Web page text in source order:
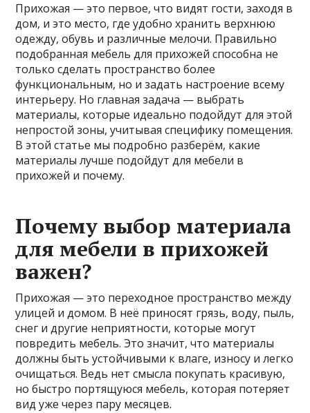
Прихожая — это первое, что видят гости, заходя в
дом, и это место, где удобно хранить верхнюю
одежду, обувь и различные мелочи. Правильно
подобранная мебель для прихожей способна не
только сделать пространство более
функциональным, но и задать настроение всему
интерьеру. Но главная задача — выбрать
материалы, которые идеально подойдут для этой
непростой зоны, учитывая специфику помещения.
В этой статье мы подробно разберём, какие
материалы лучше подойдут для мебели в
прихожей и почему.
Почему выбор материала
для мебели в прихожей
важен?
Прихожая — это переходное пространство между
улицей и домом. В неё приносят грязь, воду, пыль,
снег и другие неприятности, которые могут
повредить мебель. Это значит, что материалы
должны быть устойчивыми к влаге, износу и легко
очищаться. Ведь нет смысла покупать красивую,
но быстро портящуюся мебель, которая потеряет
вид уже через пару месяцев.